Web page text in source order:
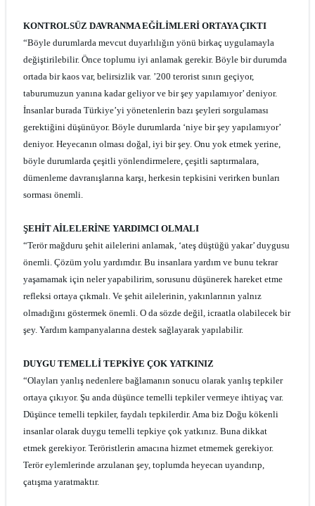
KONTROLSÜZ DAVRANMA EĞİLİMLERİ ORTAYA ÇIKTI
“Böyle durumlarda mevcut duyarlılığın yönü birkaç uygulamayla
değiştirilebilir. Önce toplumu iyi anlamak gerekir. Böyle bir durumda
ortada bir kaos var, belirsizlik var. ’200 terorist sınırı geçiyor,
taburumuzun yanına kadar geliyor ve bir şey yapılamıyor’ deniyor.
İnsanlar burada Türkiye’yi yönetenlerin bazı şeyleri sorgulaması
gerektiğini düşünüyor. Böyle durumlarda ‘niye bir şey yapılamıyor’
deniyor. Heyecanın olması doğal, iyi bir şey. Onu yok etmek yerine,
böyle durumlarda çeşitli yönlendirmelere, çeşitli saptırmalara,
dümenleme davranışlarına karşı, herkesin tepkisini verirken bunları
sorması önemli.
ŞEHİT AİLELERİNE YARDIMCI OLMALI
“Terör mağduru şehit ailelerini anlamak, ‘ateş düştüğü yakar’ duygusu
önemli. Çözüm yolu yardımdır. Bu insanlara yardım ve bunu tekrar
yaşamamak için neler yapabilirim, sorusunu düşünerek hareket etme
refleksi ortaya çıkmalı. Ve şehit ailelerinin, yakınlarının yalnız
olmadığını göstermek önemli. O da sözde değil, icraatla olabilecek bir
şey. Yardım kampanyalarına destek sağlayarak yapılabilir.
DUYGU TEMELLİ TEPKİYE ÇOK YATKINIZ
“Olayları yanlış nedenlere bağlamanın sonucu olarak yanlış tepkiler
ortaya çıkıyor. Şu anda düşünce temelli tepkiler vermeye ihtiyaç var.
Düşünce temelli tepkiler, faydalı tepkilerdir. Ama biz Doğu kökenli
insanlar olarak duygu temelli tepkiye çok yatkınız. Buna dikkat
etmek gerekiyor. Teröristlerin amacına hizmet etmemek gerekiyor.
Terör eylemlerinde arzulanan şey, toplumda heyecan uyandırıp,
çatışma yaratmaktır.